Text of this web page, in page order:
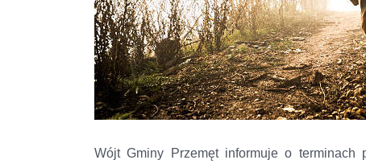
Wójt Gminy Przemęt informuje o terminach